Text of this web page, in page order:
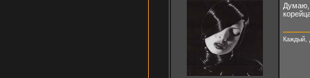
Думаю,
Каждый,